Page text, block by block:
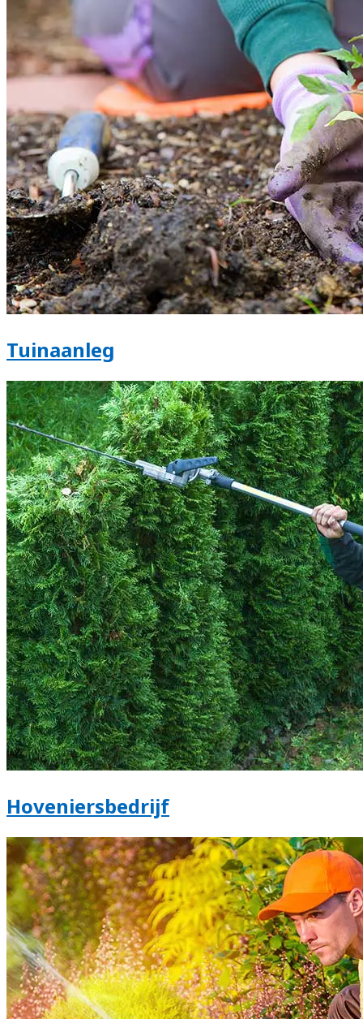
Tuinaanleg
Hoveniersbedrijf